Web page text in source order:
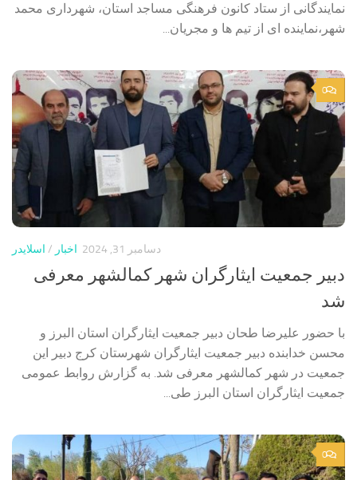
نمایندگانی از ستاد کانون فرهنگی مساجد استان، شهرداری محمد
شهر،نماینده ای از تیم ها و مجریان...
0
اخبار / اسلایدر دسامبر 31, 2024
دبیر جمعیت ایثارگران شهر کمالشهر معرفی
شد
با حضور علیرضا طحان دبیر جمعیت ایثارگران استان البرز و
محسن خدابنده دبیر جمعیت ایثارگران شهرستان کرج دبیر این
جمعیت در شهر کمالشهر معرفی شد. به گزارش روابط عمومی
جمعیت ایثارگران استان البرز طی...
0